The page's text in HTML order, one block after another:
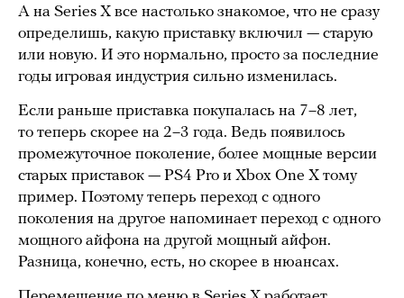
А на Series X все настолько знакомое, что не сразу
определишь, какую приставку включил — старую
или новую. И это нормально, просто за последние
годы игровая индустрия сильно изменилась.
Если раньше приставка покупалась на 7–8 лет,
то теперь скорее на 2–3 года. Ведь появилось
промежуточное поколение, более мощные версии
старых приставок — PS4 Pro и Xbox One X тому
пример. Поэтому теперь переход с одного
поколения на другое напоминает переход с одного
мощного айфона на другой мощный айфон.
Разница, конечно, есть, но скорее в нюансах.